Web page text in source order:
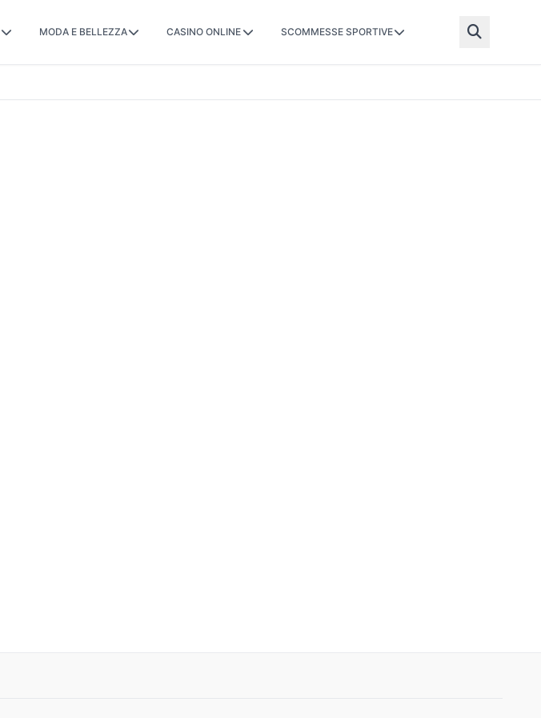
MODA E BELLEZZA CASINO ONLINE SCOMMESSE SPORTIVE